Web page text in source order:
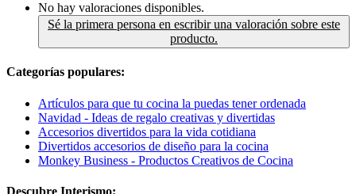
No hay valoraciones disponibles.
Sé la primera persona en escribir una valoración sobre este
producto.
Categorías populares:
Artículos para que tu cocina la puedas tener ordenada
Navidad - Ideas de regalo creativas y divertidas
Accesorios divertidos para la vida cotidiana
Divertidos accesorios de diseño para la cocina
Monkey Business - Productos Creativos de Cocina
Descubre Interismo: